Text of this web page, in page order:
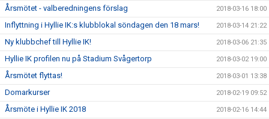
Årsmötet - valberedningens förslag 2018-03-16 18:00
Inflyttning i Hyllie IK:s klubblokal söndagen den 18 mars! 2018-03-14 21:22
Ny klubbchef till Hyllie IK! 2018-03-06 21:35
Hyllie IK profilen nu på Stadium Svågertorp 2018-03-02 19:00
Årsmötet flyttas! 2018-03-01 13:38
Domarkurser 2018-02-19 09:52
Årsmöte i Hyllie IK 2018 2018-02-16 14:44